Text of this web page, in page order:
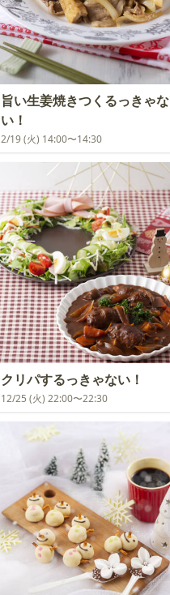
旨い生姜焼きつくるっきゃな
い！
2/19 (火) 14:00〜14:30
クリパするっきゃない！
12/25 (火) 22:00〜22:30